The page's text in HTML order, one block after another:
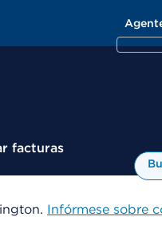
facturas
Infórmese sobre